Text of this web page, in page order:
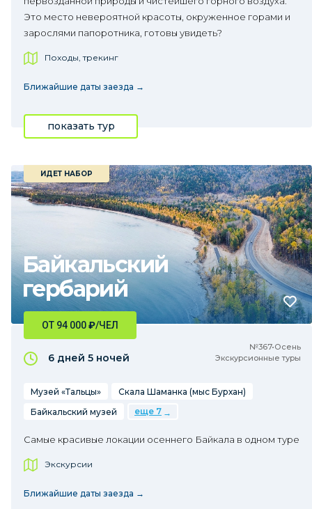
Это место невероятной красоты, окруженное горами и
зарослями папоротника, готовы увидеть?
Походы, трекинг
Ближайшие даты заезда →
показать тур
Байкальский
гербарий
ИДЕТ НАБОР
№367•Осень
Экскурсионные туры
ОТ 94 000₽/ЧЕЛ
6 дней 5 ночей
Музей «Тальцы»
Скала Шаманка (мыс Бурхан)
Байкальский музей
еще 7
Самые красивые локации осеннего Байкала в одном туре
Экскурсии
Ближайшие даты заезда →